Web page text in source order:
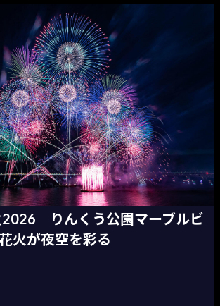
2026 りんくう公園マーブルビ
火が夜空を彩る